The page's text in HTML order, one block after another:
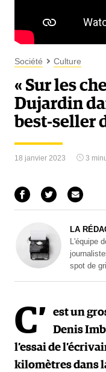
Société Culture
« Sur les
Dujardin
best-seller
18 janvier 2023 3
LA
L'équipe
spot de
C’
est un
Denis
l’essai de
kilomètres dans